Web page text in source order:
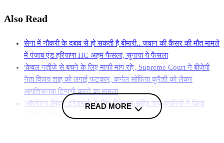
Also Read
सेना में नौकरी के दबाव से हो सकती है बीमारी.. जवान की कैंसर की मौत मामले
में पंजाब एंड हरियाणा HC अहम फैसला, सुनाया ये फैसला
'केवल नतीजे से बचने के लिए माफी मांग रहे', Supreme Court ने बीजेपी
नेता विजय शाह को लगाई फटकार, कर्नल सोफिया कुरैशी को लेकर
आपत्तिजनक टिप्पणी करने का मामला
'ऑपरेशन सिंदूर' ट्रेडमार्क के लिए रिलायंस सहित पांच कंपनियों ने किया
आवेदन, जानें क्या कहता ट्रेडमार्क अधिनियम?
READ MORE